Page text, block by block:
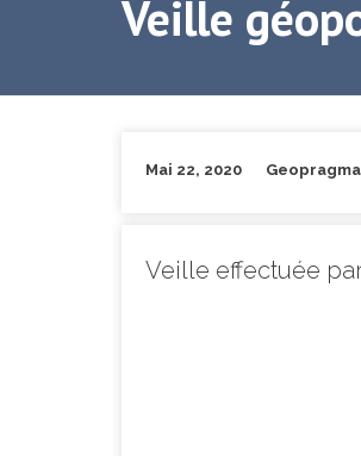
Veille
Mai 22, 2020 Geopragma
Veille effectuée